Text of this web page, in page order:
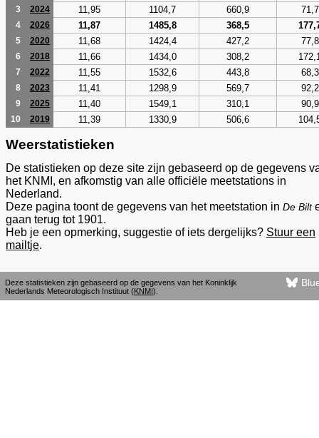
3 2024 11,95 1104,7 660,9 71,7
4 2026 11,87 1485,8 368,5
5 2020 11,68 1424,4 427,2 77,8
6 2018 11,66 1434,0 308,2
7 2022 11,55 1532,6 443,8 68,3
8 2023 11,41 1298,9 569,7 92,2
9 2025 11,40 1549,1 310,1 90,9
10 2019 11,39 1330,9 506,6
Weerstatistieken
De statistieken op deze site zijn gebaseerd op de gegevens
het KNMI, en afkomstig van alle officiële meetstations in
Nederland.
Deze pagina toont de gegevens van het meetstation in De Bilt
gaan terug tot 1901.
Heb je een opmerking, suggestie of iets dergelijks? Stuur een
mailtje.
Deze statistieken zijn gebaseerd op de gegevens van het Koninklijk
Nederlands Meteorologisch Instituut (KNMI).